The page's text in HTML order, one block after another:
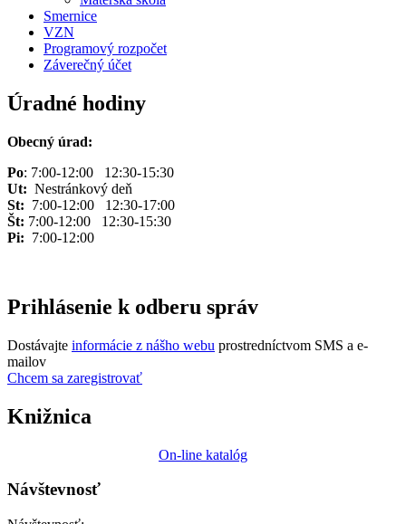
Smernice
VZN
Programový rozpočet
Záverečný účet
Úradné hodiny
Obecný úrad:
Po: 7:00-12:00 12:30-15:30
Ut: Nestránkový deň
St: 7:00-12:00 12:30-17:00
Št: 7:00-12:00 12:30-15:30
Pi: 7:00-12:00
Prihlásenie k odberu správ
Dostávajte informácie z nášho webu prostredníctvom SMS a e-
mailov
Chcem sa zaregistrovať
Knižnica
On-line katalóg
Návštevnosť